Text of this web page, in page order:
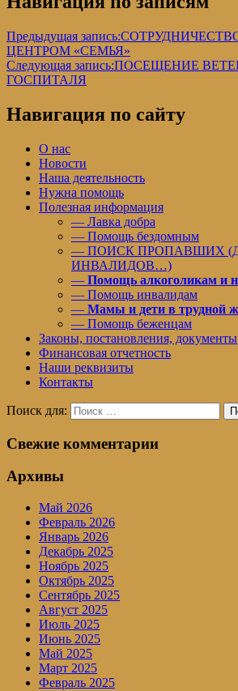
Предыдущая запись:
ЦЕНТРОМ «СЕМЬЯ»
Следующая запись:ПОСЕЩЕНИЕ
ГОСПИТАЛЯ
Навигация по сайту
О нас
Новости
Наша деятельность
Нужна помощь
Полезная информация
— Лавка добра
— Помощь бездомным
— ПОИСК ПРОПАВШИХ
ИНВАЛИДОВ…)
— Помощь алкоголикам и
— Помощь инвалидам
— Мамы и дети в трудной
— Помощь беженцам
Законы, постановления, документы
Финансовая отчетность
Наши реквизиты
Контакты
Поиск для:
Свежие комментарии
Архивы
Май 2026
Февраль 2026
Январь 2026
Декабрь 2025
Ноябрь 2025
Октябрь 2025
Сентябрь 2025
Август 2025
Июль 2025
Июнь 2025
Май 2025
Март 2025
Февраль 2025